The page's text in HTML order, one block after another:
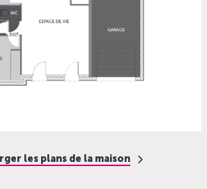
les plans de la maison